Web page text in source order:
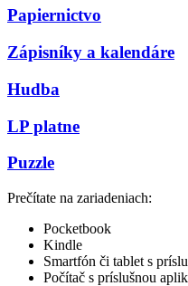
Papiernictvo
Zápisníky a kalendáre
Hudba
LP platne
Puzzle
Prečítate na zariadeniach:
Pocketbook
Kindle
Smartfón či tablet s
Počítač s príslušnou